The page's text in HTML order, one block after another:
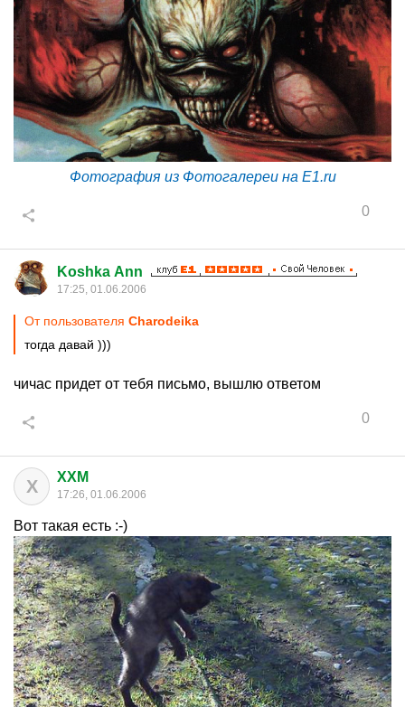
Фотография из Фотогалереи на E1.ru
0
Koshka Ann
17:25, 01.06.2006
От пользователя Charodeika
тогда давай )))
чичас придет от тебя письмо, вышлю ответом
0
X XXM
17:26, 01.06.2006
Вот такая есть :-)